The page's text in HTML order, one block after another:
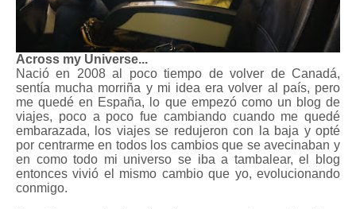
Across my Universe...
Nació en 2008 al poco tiempo de volver de Canadá,
sentía mucha morriña y mi idea era volver al país, pero
me quedé en España, lo que empezó como un blog de
viajes, poco a poco fue cambiando cuando me quedé
embarazada, los viajes se redujeron con la baja y opté
por centrarme en todos los cambios que se avecinaban y
en como todo mi universo se iba a tambalear, el blog
entonces vivió el mismo cambio que yo, evolucionando
conmigo.